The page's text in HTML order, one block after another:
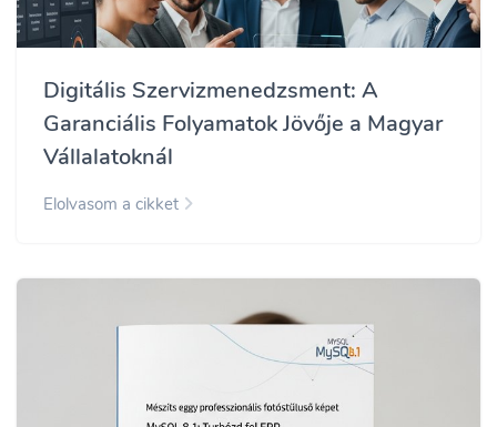
Digitális Szervizmenedzsment: A
Garanciális Folyamatok Jövője a Magyar
Vállalatoknál
Elolvasom a cikket